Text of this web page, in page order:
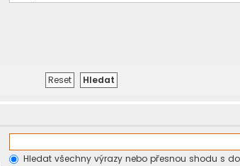
Hledat všechny výrazy nebo přesnou shodu s